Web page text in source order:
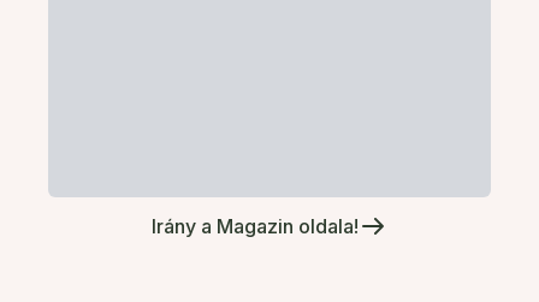
Irány a Magazin oldala!